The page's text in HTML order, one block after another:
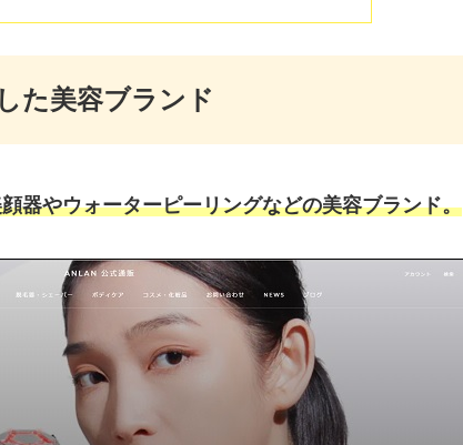
た美容ブランド
器やウォーターピーリングなどの美容ブランド。